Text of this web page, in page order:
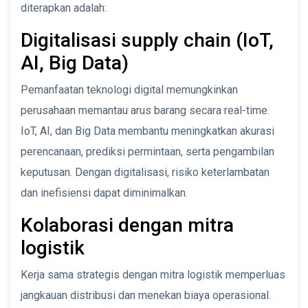
diterapkan adalah:
Digitalisasi supply chain (IoT,
AI, Big Data)
Pemanfaatan teknologi digital memungkinkan
perusahaan memantau arus barang secara real-time.
IoT, AI, dan Big Data membantu meningkatkan akurasi
perencanaan, prediksi permintaan, serta pengambilan
keputusan. Dengan digitalisasi, risiko keterlambatan
dan inefisiensi dapat diminimalkan.
Kolaborasi dengan mitra
logistik
Kerja sama strategis dengan mitra logistik memperluas
jangkauan distribusi dan menekan biaya operasional.